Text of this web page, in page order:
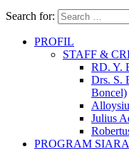
Search for:
PROFIL
STAFF &
RD. Y.
Drs. S.
Boncel)
Julius
PROGRAM